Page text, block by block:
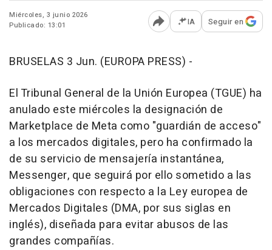
Miércoles, 3 junio 2026
Publicado: 13:01
Abrir opciones para
IA Seguir en
BRUSELAS 3 Jun. (EUROPA PRESS) -
El Tribunal General de la Unión Europea (TGUE) ha
anulado este miércoles la designación de
Marketplace de Meta como "guardián de acceso"
a los mercados digitales, pero ha confirmado la
de su servicio de mensajería instantánea,
Messenger, que seguirá por ello sometido a las
obligaciones con respecto a la Ley europea de
Mercados Digitales (DMA, por sus siglas en
inglés), diseñada para evitar abusos de las
grandes compañías.